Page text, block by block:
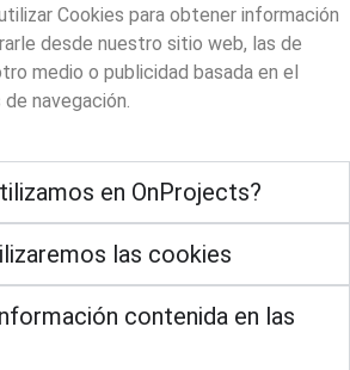
Cookies para obtener información
desde nuestro sitio web, las de
medio o publicidad basada en el
navegación.
en OnProjects?
las cookies
contenida en las